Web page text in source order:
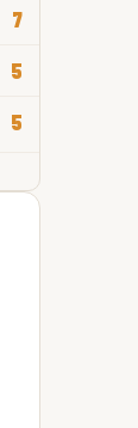
7
5
5